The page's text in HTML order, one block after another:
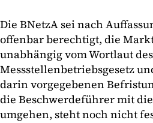
Die BNetzA sei nach
offenbar berechtigt, die
unabhängig vom Wortlaut des
Messstellenbetriebsgesetz
darin vorgegebenen
die Beschwerdeführer mit
umgehen, steht noch nicht